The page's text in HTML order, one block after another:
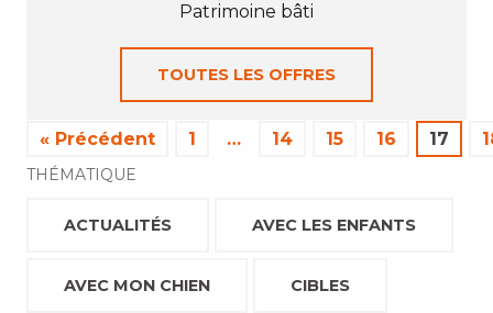
Patrimoine bâti
TOUTES LES OFFRES
« Précédent 1 … 14 15 16 17
THÉMATIQUE
ACTUALITÉS AVEC LES ENFANTS
AVEC MON CHIEN CIBLES